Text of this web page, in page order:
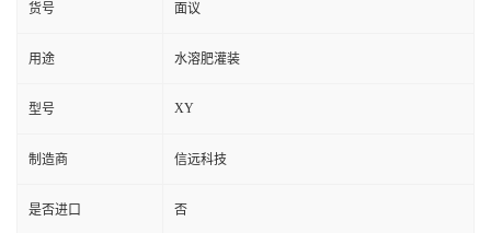
货号 面议
用途 水溶肥灌装
型号 XY
制造商 信远科技
是否进口 否